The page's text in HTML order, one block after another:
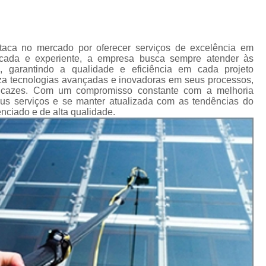
Impermeabilização de Cobertura
Impermeabilização de Laje de
Impermeabilização Laje de
Impermeabilizante
Impermeabilização de Laje
Impermeabilização
Impermeabilização de Laje com Manta
Impermeabilização de Laje Exposta ao
Impermeabilização Laje
Impermeabilização Laje
no mercado por oferecer serviços de excelência em
e experiente, a empresa busca sempre atender às
garantindo a qualidade e eficiência em cada projeto
tecnologias avançadas e inovadoras em seus processos,
Com um compromisso constante com a melhoria
serviços e se manter atualizada com as tendências do
e de alta qualidade.